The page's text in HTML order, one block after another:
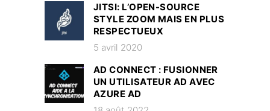
JITSI: L’OPEN-SOURCE
STYLE ZOOM MAIS EN PLUS
RESPECTUEUX
5 avril 2020
AD CONNECT : FUSIONNER
UN UTILISATEUR AD AVEC
AZURE AD